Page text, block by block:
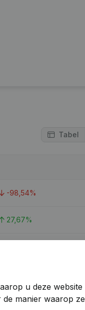
Tabel
-98,54%
27,67%
u deze website
manier waarop ze